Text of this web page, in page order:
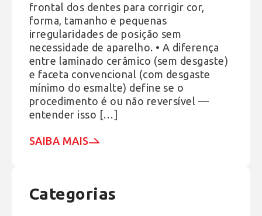
Categorias
frontal dos dentes para corrigir cor,
forma, tamanho e pequenas
irregularidades de posição sem
necessidade de aparelho. • A diferença
entre laminado cerâmico (sem desgaste)
e faceta convencional (com desgaste
mínimo do esmalte) define se o
procedimento é ou não reversível —
entender isso […]
SAIBA MAIS